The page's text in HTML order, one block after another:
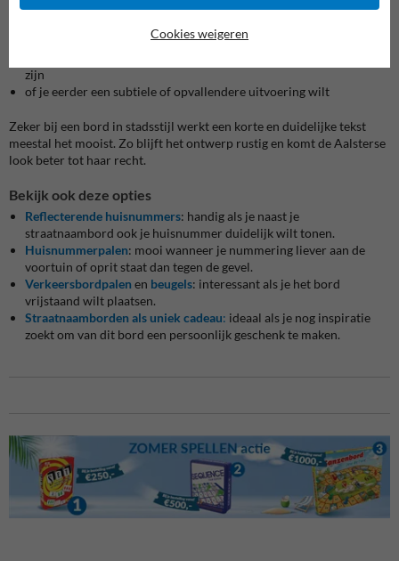
Voor je bestelt, denk je best even na over:
hoe groot de tekst moet uitkomen
zijn
of je eerder een subtiele of opvallendere uitvoering wilt
Zeker bij een bord in stadsstijl werkt een korte en duidelijke tekst
meestal het mooist. Zo blijft het ontwerp rustig en komt de Aalsterse
look beter tot haar recht.
Bekijk ook deze opties
Reflecterende huisnummers: handig als je naast je
straatnaambord ook je huisnummer duidelijk wilt tonen.
Huisnummerpalen: mooi wanneer je nummering liever aan de
voortuin of oprit staat dan tegen de gevel.
Verkeersbordpalen en beugels: interessant als je het bord
vrijstaand wilt plaatsen.
Straatnaamborden als uniek cadeau: ideaal als je nog inspiratie
zoekt om van dit bord een persoonlijk geschenk te maken.
Cookies weigeren